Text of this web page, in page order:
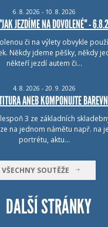
6. 8. 2026 - 10. 8. 2026
JEZDÍME NA DOVOLENÉ" -
či na výlety obvykle
Někdy jdeme pěšky, někdy
někteří jezdí autem či…
4. 8. 2026 - 20. 9. 2026
ANEB KOMPONUJTE
3 ze základních
na jednom námětu např. na
portrétu, aktu…
VŠECHNY SOUTĚŽE
DALŠÍ STRÁNKY